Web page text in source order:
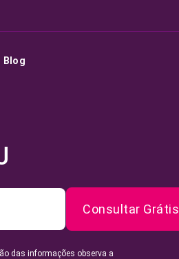
Blog
Consultar Grátis
das informações observa a